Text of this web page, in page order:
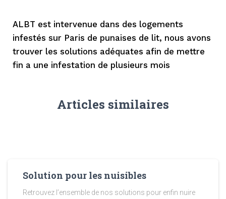
ALBT est intervenue dans des logements
infestés sur Paris de punaises de lit, nous avons
trouver les solutions adéquates afin de mettre
fin a une infestation de plusieurs mois
Articles similaires
Solution pour les nuisibles
Retrouvez l’ensemble de nos solutions pour enfin nuire